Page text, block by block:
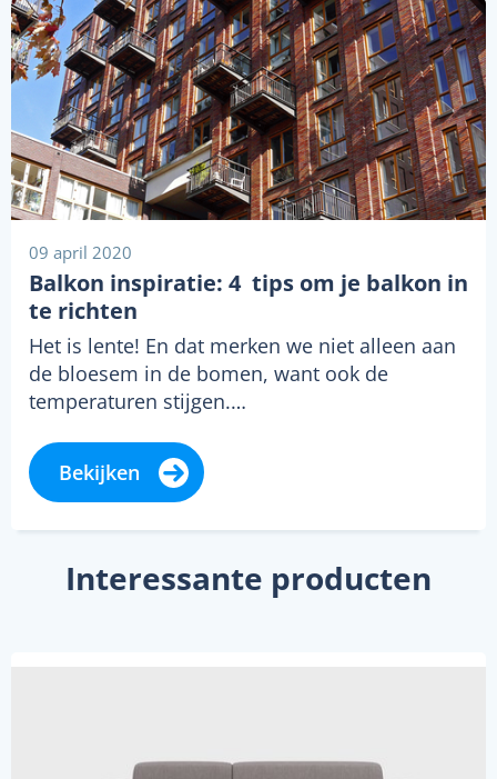
09 april 2020
Balkon inspiratie: 4 tips om je balkon in
te richten
Het is lente! En dat merken we niet alleen aan
de bloesem in de bomen, want ook de
temperaturen stijgen.…
Bekijken
Interessante producten